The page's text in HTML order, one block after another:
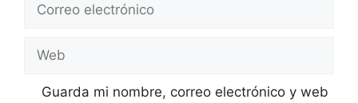
Web
Guarda mi nombre, correo electrónico y web